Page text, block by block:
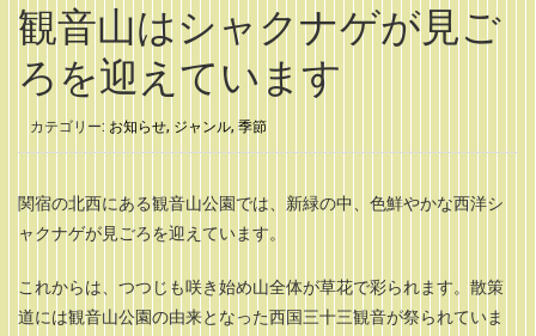
観音山はシャクナゲが見ご
ろを迎えています
カテゴリー: お知らせ, ジャンル, 季節
関宿の北西にある観音山公園では、新緑の中、色鮮やかな西洋シ
ャクナゲが見ごろを迎えています。
これからは、つつじも咲き始め山全体が草花で彩られます。散策
道には観音山公園の由来となった西国三十三観音が祭られていま